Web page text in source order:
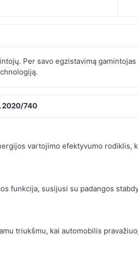
Per savo egzistavimą
2020/740
vartojimo efektyvumo rodiklis,
funkcija, susijusi su padangos
triukšmu, kai automobilis